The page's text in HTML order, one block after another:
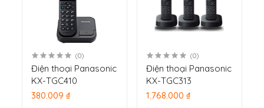
(0)
Điện thoại Panasonic
KX-TGC410
380.009 ₫
(0)
Điện thoại Panasonic
KX-TGC313
1.768.000 ₫